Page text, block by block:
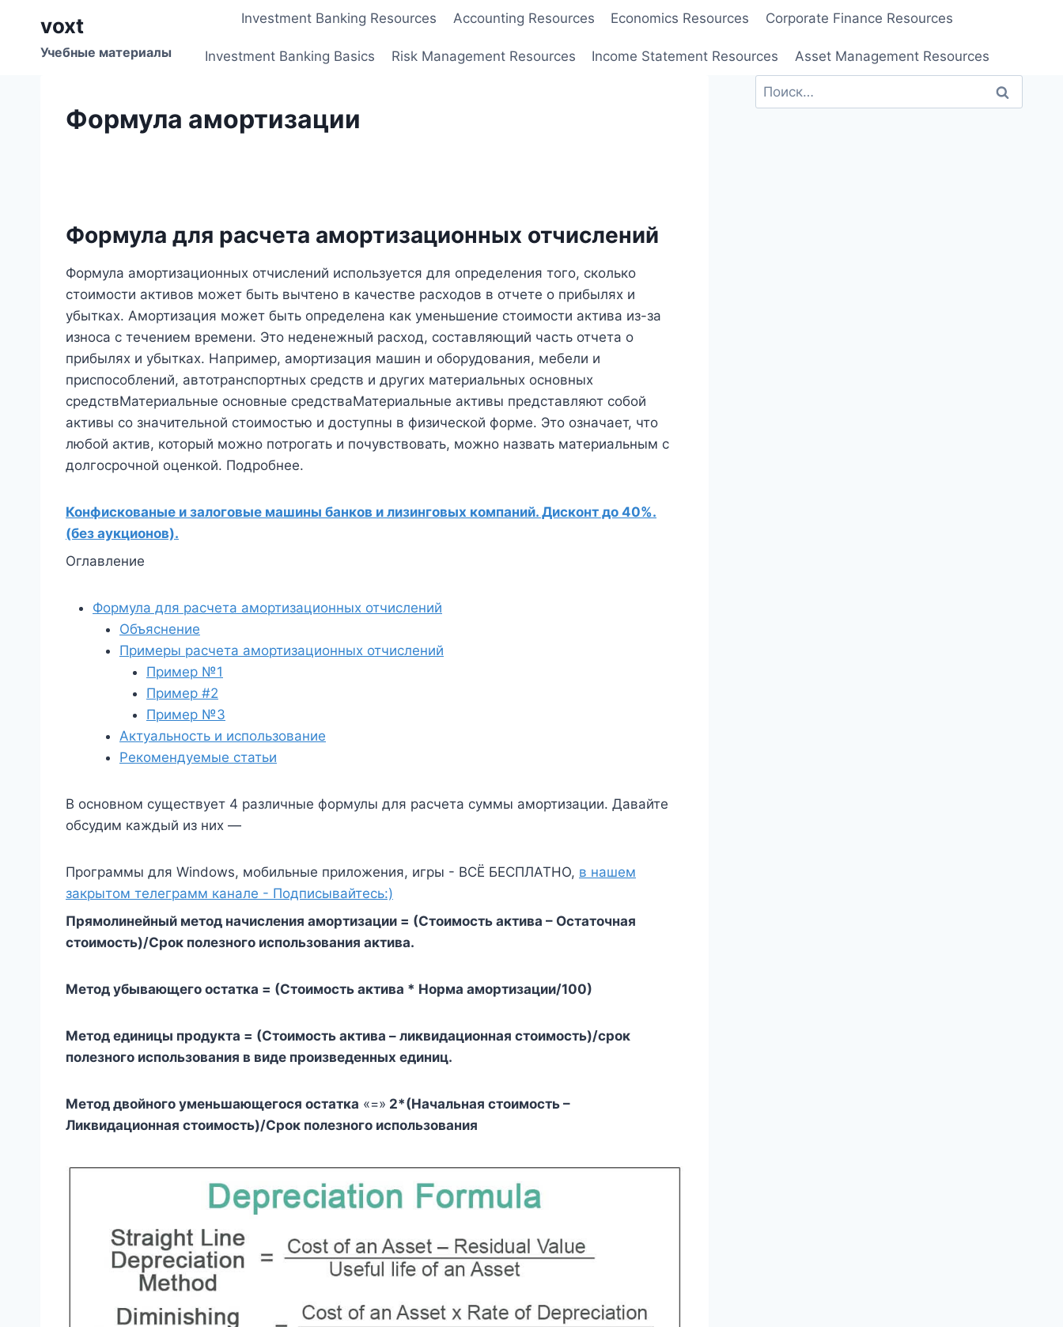
содержимому
voxt
Учебные материалы
Investment Banking Resources Accounting Resources Economics Resources Corporate Finance Resources
Investment Banking Basics Risk Management Resources Income Statement Resources Asset Management Resources
Формула амортизации
Формула для расчета амортизационных отчислений
Формула амортизационных отчислений используется для определения того, сколько
стоимости активов может быть вычтено в качестве расходов в отчете о прибылях и
убытках. Амортизация может быть определена как уменьшение стоимости актива из-за
износа с течением времени. Это неденежный расход, составляющий часть отчета о
прибылях и убытках. Например, амортизация машин и оборудования, мебели и
приспособлений, автотранспортных средств и других материальных основных
средствМатериальные основные средстваМатериальные активы представляют собой
активы со значительной стоимостью и доступны в физической форме. Это означает, что
любой актив, который можно потрогать и почувствовать, можно назвать материальным с
долгосрочной оценкой. Подробнее.
Конфискованые и залоговые машины банков и лизинговых компаний. Дисконт до 40%.
(без аукционов).
Оглавление
Формула для расчета амортизационных отчислений
Объяснение
Примеры расчета амортизационных отчислений
Пример №1
Пример #2
Пример №3
Актуальность и использование
Рекомендуемые статьи
В основном существует 4 различные формулы для расчета суммы амортизации. Давайте
обсудим каждый из них —
Программы для Windows, мобильные приложения, игры - ВСЁ БЕСПЛАТНО, в нашем
закрытом телеграмм канале - Подписывайтесь:)
Прямолинейный метод начисления амортизации = (Стоимость актива – Остаточная
стоимость)/Срок полезного использования актива.
Метод убывающего остатка = (Стоимость актива * Норма амортизации/100)
Метод единицы продукта = (Стоимость актива – ликвидационная стоимость)/срок
полезного использования в виде произведенных единиц.
Метод двойного уменьшающегося остатка «=» 2*(Начальная стоимость –
Ликвидационная стоимость)/Срок полезного использования
Найти: